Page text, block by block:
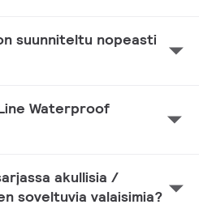
suunniteltu nopeasti
Waterproof
akullisia /
soveltuvia valaisimia?